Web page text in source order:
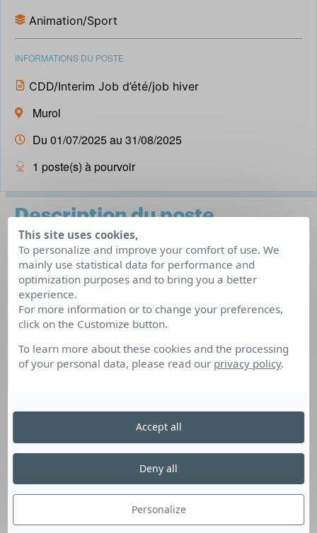
Animation/Sport
INFORMATIONS DU POSTE
CDD/Interim Job d’été/job hiver
Murol
Du 01/07/2025 au 31/08/2025
1 poste(s) à pourvoir
Description du poste
Nous recherchons un animateur motivé pour un poste
saisonnier durant les mois de juillet et août. Si vous aimez
travailler en autonomie et avez un talent pour animer des
activités variées pour tous les âges (enfants, ados,
Vous serez en charge d’accueillir les vacanciers et animer
jeux, tournois, concours, randonnées et élaborer un
planning hebdomadaire d’animations variées ; Travailler en
autonomie, s’adapter aux demandes des participants, et
assurer l’installation, gestion et rangement des activités ;
Présenter et organiser le pot d’accueil hebdomadaire
Connaissance des sites touristiques et des activités dans
This site uses cookies,
To personalize and improve your comfort of use. We
mainly use statistical data for performance and
optimization purposes and to bring you a better
experience.
For more information or to change your preferences,
click on the Customize button.
To learn more about these cookies and the processing
of your personal data, please read our privacy policy.
Personalize
Deny all
Accept all